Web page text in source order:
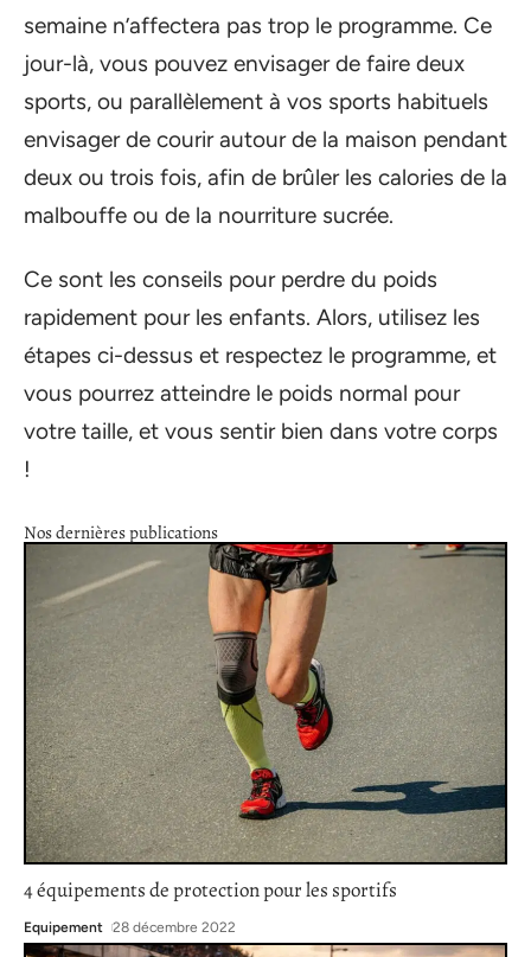
semaine n’affectera pas trop le programme. Ce
jour-là, vous pouvez envisager de faire deux
sports, ou parallèlement à vos sports habituels
envisager de courir autour de la maison pendant
deux ou trois fois, afin de brûler les calories de la
malbouffe ou de la nourriture sucrée.
Ce sont les conseils pour perdre du poids
rapidement pour les enfants. Alors, utilisez les
étapes ci-dessus et respectez le programme, et
vous pourrez atteindre le poids normal pour
votre taille, et vous sentir bien dans votre corps
!
Nos dernières publications
4 équipements de protection pour les sportifs
Equipement 28 décembre 2022